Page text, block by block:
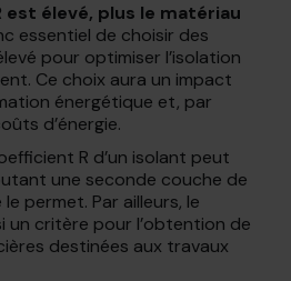
est élevé, plus le matériau
essentiel de choisir des
pour optimiser l’isolation
Ce choix aura un impact
énergétique et, par
d’énergie.
R d’un isolant peut
une seconde couche de
permet. Par ailleurs, le
un critère pour l’obtention de
destinées aux travaux